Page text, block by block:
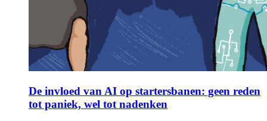
De invloed van AI op startersbanen: geen reden
tot paniek, wel tot nadenken